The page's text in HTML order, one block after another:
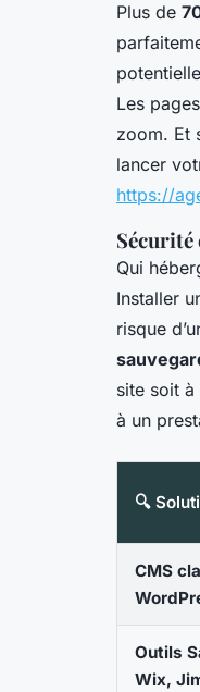
Plus de
Les
zoom. Et
lancer
https://
Qui
Installer
risque
site soit
à un
🔍
CMS
Outils
Wix,